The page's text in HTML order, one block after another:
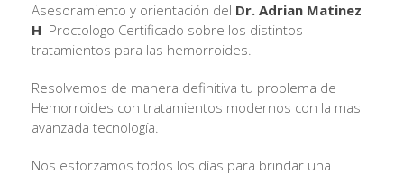
Asesoramiento y orientación del Dr. Adrian Matinez
H Proctologo Certificado sobre los distintos
tratamientos para las hemorroides.
Resolvemos de manera definitiva tu problema de
Hemorroides con tratamientos modernos con la mas
avanzada tecnología.
Nos esforzamos todos los días para brindar una